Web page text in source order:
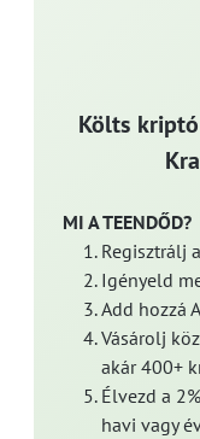
Költs
MI A TEENDŐD?
Regisztrálj
Igényeld
Add hozzá
Vásárolj
akár 400+
Élvezd a
havi vagy